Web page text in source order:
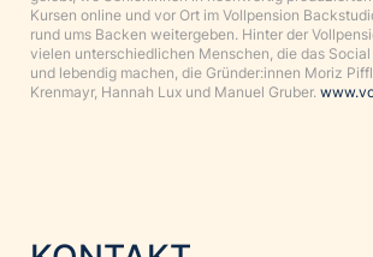
Kursen online und vor Ort im Vollpension
rund ums Backen weitergeben. Hinter der
vielen unterschiedlichen Menschen, die das
und lebendig machen, die Gründer:innen Moriz
Krenmayr, Hannah Lux und Manuel Gruber.